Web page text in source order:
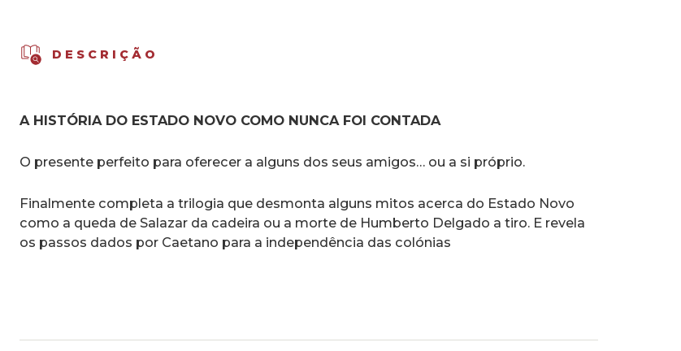
DESCRIÇÃO
A HISTÓRIA DO ESTADO NOVO COMO NUNCA FOI CONTADA
O presente perfeito para oferecer a alguns dos seus amigos… ou a si próprio.
Finalmente completa a trilogia que desmonta alguns mitos acerca do Estado Novo
como a queda de Salazar da cadeira ou a morte de Humberto Delgado a tiro. E revela
os passos dados por Caetano para a independência das colónias